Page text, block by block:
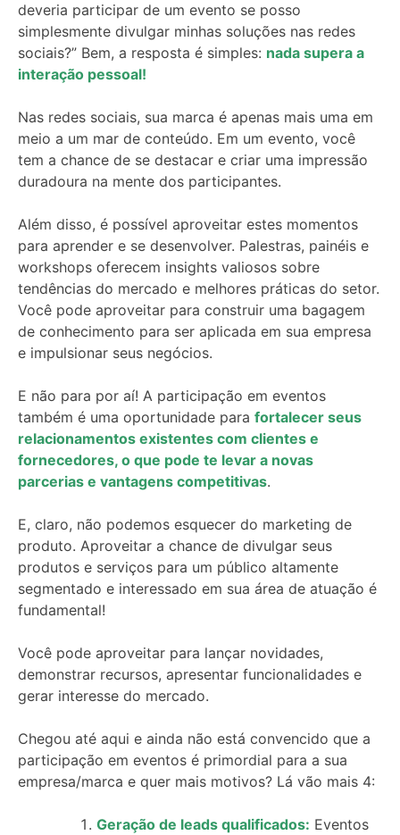
deveria participar de um evento se posso
simplesmente divulgar minhas soluções nas redes
sociais?” Bem, a resposta é simples: nada supera a
interação pessoal!
Nas redes sociais, sua marca é apenas mais uma em
meio a um mar de conteúdo. Em um evento, você
tem a chance de se destacar e criar uma impressão
duradoura na mente dos participantes.
Além disso, é possível aproveitar estes momentos
para aprender e se desenvolver. Palestras, painéis e
workshops oferecem insights valiosos sobre
tendências do mercado e melhores práticas do setor.
Você pode aproveitar para construir uma bagagem
de conhecimento para ser aplicada em sua empresa
e impulsionar seus negócios.
E não para por aí! A participação em eventos
também é uma oportunidade para fortalecer seus
relacionamentos existentes com clientes e
fornecedores, o que pode te levar a novas
parcerias e vantagens competitivas.
E, claro, não podemos esquecer do marketing de
produto. Aproveitar a chance de divulgar seus
produtos e serviços para um público altamente
segmentado e interessado em sua área de atuação é
fundamental!
Você pode aproveitar para lançar novidades,
demonstrar recursos, apresentar funcionalidades e
gerar interesse do mercado.
Chegou até aqui e ainda não está convencido que a
participação em eventos é primordial para a sua
empresa/marca e quer mais motivos? Lá vão mais 4:
Geração de leads qualificados: Eventos